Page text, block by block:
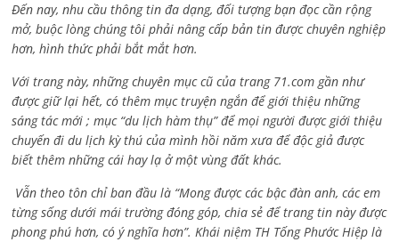
Đến nay, nhu cầu thông tin đa dạng, đối tượng bạn đọc cần rộng
mở, buộc lòng chúng tôi phải nâng cấp bản tin được chuyên nghiệp
hơn, hình thức phải bắt mắt hơn.
Với trang này, những chuyên mục cũ của trang 71.com gần như
được giữ lại hết, có thêm mục truyện ngắn để giới thiệu những
sáng tác mới ; mục “du lịch hàm thụ” để mọi người được giới thiệu
chuyến đi du lịch kỳ thú của mình hồi năm xưa để độc giả được
biết thêm những cái hay lạ ở một vùng đất khác.
Vẫn theo tôn chỉ ban đầu là “Mong được các bậc đàn anh, các em
từng sống dưới mái trường đóng góp, chia sẻ để trang tin này được
phong phú hơn, có ý nghĩa hơn”. Khái niệm TH Tống Phước Hiệp là